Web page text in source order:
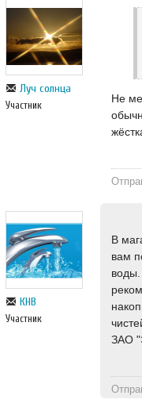
Луч солнца
Участник
Не
КНВ
Участник
В
вам
воды.
ЗАО